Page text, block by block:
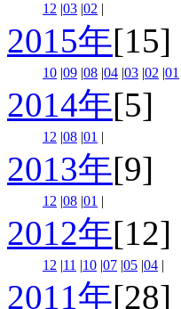
12 |03 |02 |
2015年[15]
10 |09 |08 |04 |03 |02 |01
2014年[5]
12 |08 |01 |
2013年[9]
12 |08 |01 |
2012年[12]
12 |11 |10 |07 |05 |04 |
2011年[28]